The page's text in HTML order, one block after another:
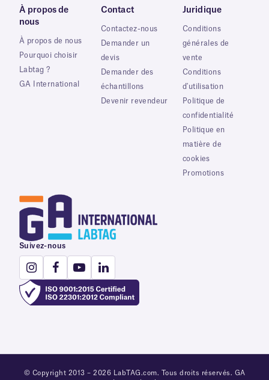
À propos de
nous
À propos de nous
Pourquoi choisir
Labtag ?
GA International
Contact
Contactez-nous
Demander un
devis
Demander des
échantillons
Devenir revendeur
Juridique
Conditions
générales de
vente
Conditions
d'utilisation
Politique de
confidentialité
Politique en
matière de
cookies
Promotions
Suivez-nous
© Copyright 2013 – 2026 LabTAG.com. Tous droits réservés. GA